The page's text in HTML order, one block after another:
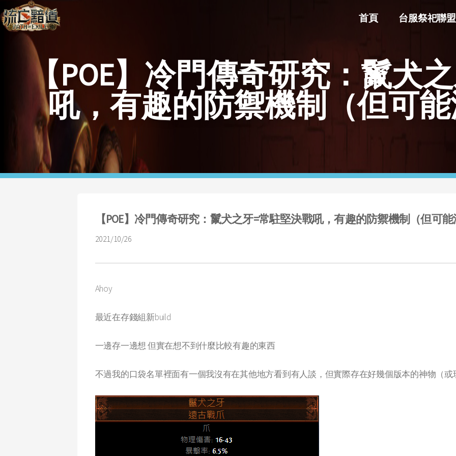
首頁 台服祭祀聯
【POE】冷門傳奇研究：鬣犬
吼，有趣的防禦機制（但可
【POE】冷門傳奇研究：鬣犬之牙=常駐堅決戰吼，有趣的防禦機制（但可
2021/10/26
Ahoy
最近在存錢組新build
一邊存一邊想 但實在想不到什麼比較有趣的東西
不過我的口袋名單裡面有一個我沒有在其他地方看到有人談，但實際存在好幾個版本的神物（或